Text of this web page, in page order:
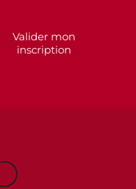
Valider mon
inscription